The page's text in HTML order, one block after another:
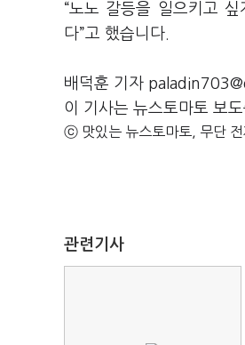
“노노 갈등을 일으키고 싶
다”고 했습니다
배덕훈 기자
이 기사는 뉴스토마토 보
ⓒ 맛있는 뉴스토마토, 무단 전
관련기사